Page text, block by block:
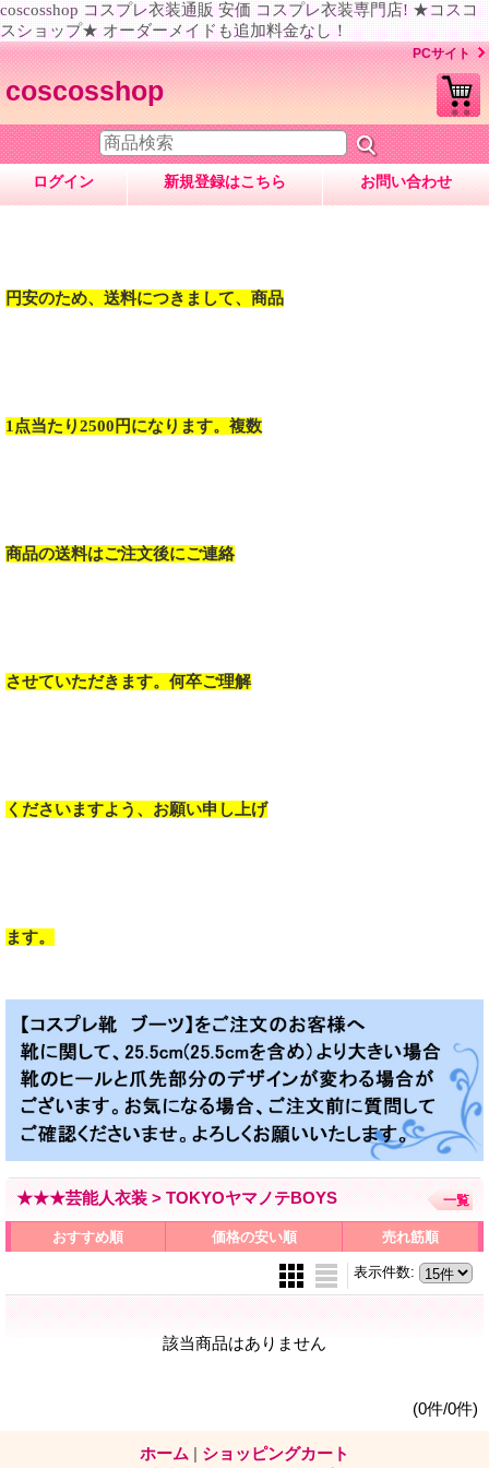
coscosshop コスプレ衣装通販 安価 コスプレ衣装専門店! ★コスコ
スショップ★ オーダーメイドも追加料金なし！
PCサイト
coscosshop
ログイン 新規登録はこちら お問い合わせ
円安のため、送料につきまして、商品
1点当たり2500円になります。複数
商品の送料はご注文後にご連絡
させていただきます。何卒ご理解
くださいますよう、お願い申し上げ
ます。
★★★芸能人衣装 > TOKYOヤマノテBOYS 一覧
おすすめ順 価格の安い順 売れ筋順
表示件数:
該当商品はありません
(0件/0件)
ホーム | ショッピングカート